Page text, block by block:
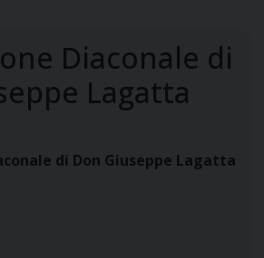
Diaconale di
Lagatta
di Don Giuseppe Lagatta